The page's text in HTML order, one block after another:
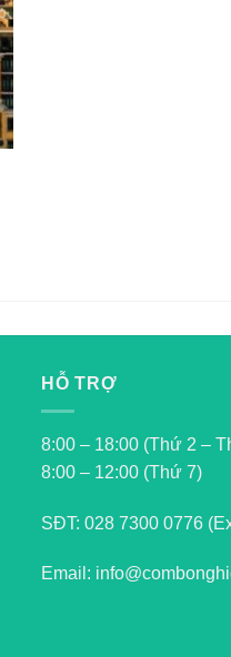
HỖ TRỢ
8:00 – 18:00 (Thứ 2 –
8:00 – 12:00 (Thứ 7)
SĐT: 028 7300 0776
Email: